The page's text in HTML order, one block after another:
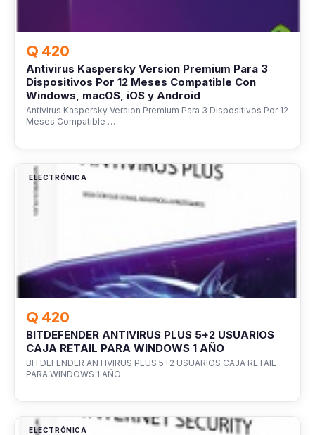
Q 420
Antivirus Kaspersky Version Premium Para 3
Dispositivos Por 12 Meses Compatible Con
Windows, macOS, iOS y Android
Antivirus Kaspersky Version Premium Para 3 Dispositivos Por 12
Meses Compatible …
ELECTRÓNICA
Q 420
BITDEFENDER ANTIVIRUS PLUS 5+2 USUARIOS
CAJA RETAIL PARA WINDOWS 1 AÑO
BITDEFENDER ANTIVIRUS PLUS 5+2 USUARIOS CAJA RETAIL
PARA WINDOWS 1 AÑO
ELECTRÓNICA